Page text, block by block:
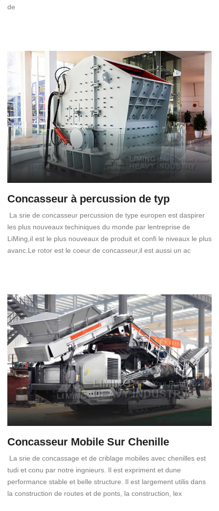
de
Concasseur à percussion de typ
La srie de concasseur percussion de type europen est daspirer
les plus nouveaux techiniques du monde par lentreprise de
LiMing,iI est le plus nouveaux de produit et confi le niveaux le plus
avanc.Le rotor est le coeur de concasseur,il est aussi un ac
Concasseur Mobile Sur Chenille
La srie de concassage et de criblage mobiles avec chenilles est
tudi et conu par notre ingnieurs. Il est expriment et dune
performance stable et belle structure. Il est largement utilis dans
la construction de routes et de ponts, la construction, lex